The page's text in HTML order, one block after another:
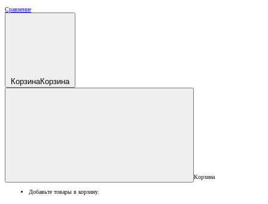
Сравнение
КорзинаКорзина
Корзина
Добавьте товары в корзину.